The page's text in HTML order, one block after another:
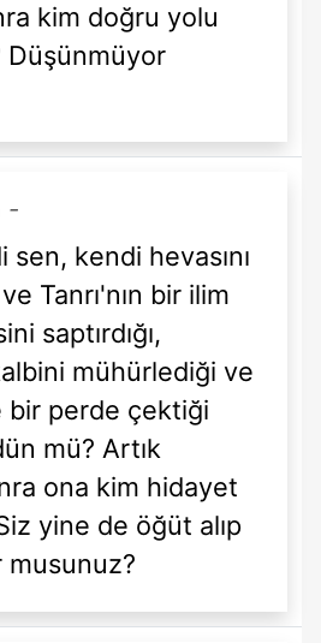
kim doğru yolu
-
sen, kendi hevasını
Tanrı'nın bir ilim
saptırdığı,
mühürlediği ve
bir perde çektiği
mü? Artık
ona kim hidayet
yine de öğüt alıp